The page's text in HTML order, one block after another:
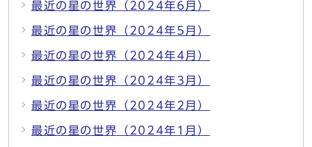
最近の星の世界（2024年6月）
最近の星の世界（2024年5月）
最近の星の世界（2024年4月）
最近の星の世界（2024年3月）
最近の星の世界（2024年2月）
最近の星の世界（2024年1月）